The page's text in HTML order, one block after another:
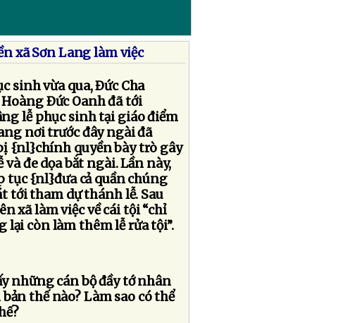
xã Sơn Lang làm việc
sinh vừa qua, Ðức Cha
Ðức Oanh đã tới
lễ phục sinh tại giáo điểm
nơi trước đây ngài đã
{nl}chính quyền bày trò gây
và đe dọa bắt ngài. Lần này,
tục {nl}đưa cả quần chúng
tới tham dự thánh lễ. Sau
xã làm việc về cái tội “chỉ
còn làm thêm lễ rửa tội”.
những cán bộ đầy tớ nhân
thế nào? Làm sao có thể